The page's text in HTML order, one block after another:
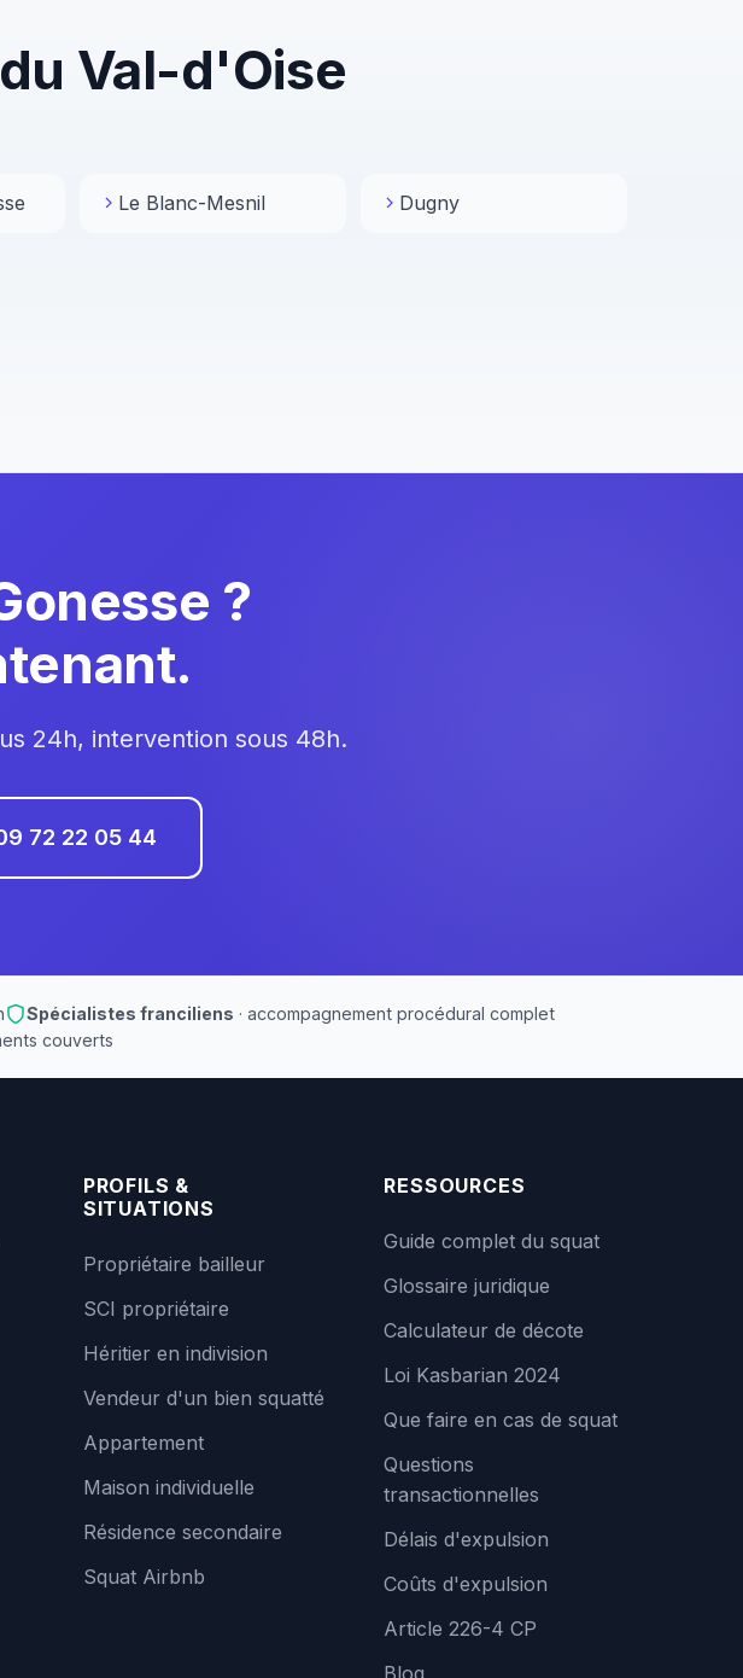
Val-d'Oise
Le Blanc-Mesnil Dugny
?
24h, intervention sous 48h.
72 22 05 44
Spécialistes franciliens · accompagnement procédural complet
couverts
PROFILS &
SITUATIONS
Propriétaire bailleur
SCI propriétaire
Héritier en indivision
Vendeur d'un bien squatté
Appartement
Maison individuelle
Résidence secondaire
Squat Airbnb
RESSOURCES
Guide complet du squat
Glossaire juridique
Calculateur de décote
Loi Kasbarian 2024
Que faire en cas de squat
Questions
transactionnelles
Délais d'expulsion
Coûts d'expulsion
Article 226-4 CP
Blog